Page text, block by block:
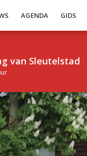
AGENDA GIDS
van Sleutelstad